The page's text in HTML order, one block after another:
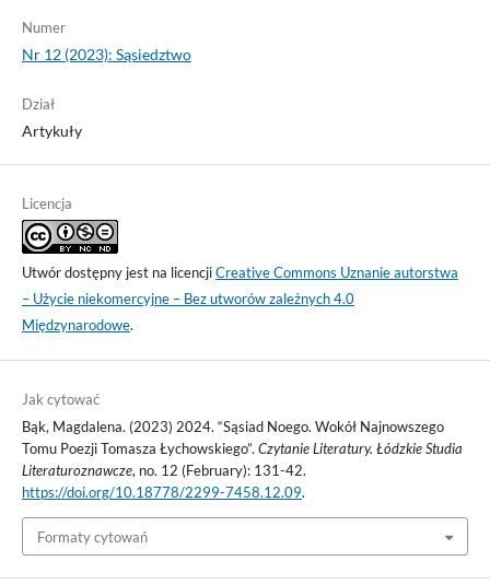
Numer
Nr 12 (2023): Sąsiedztwo
Dział
Artykuły
Licencja
Utwór dostępny jest na licencjiCreative Commons Uznanie autorstwa
– Użycie niekomercyjne – Bez utworów zależnych 4.0
Międzynarodowe.
Jak cytować
Bąk, Magdalena. (2023) 2024. “Sąsiad Noego. Wokół Najnowszego
Tomu Poezji Tomasza Łychowskiego”. Czytanie Literatury. Łódzkie Studia
Literaturoznawcze, no. 12 (February): 131-42.
https://doi.org/10.18778/2299-7458.12.09.
Formaty cytowań